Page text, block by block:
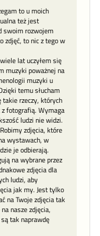
to u moich
też jest
swoim rozwojem
zdjęć, to nic z tego w
lat uczyłem się
muzyki poważnej na
muzyki u
temu słucham
takie rzeczy, których
fotografią. Wymaga
ludzi nie widzi.
zdjęcia, które
wystawach, w
je odbierają.
na wybrane przez
zdjęcia dla
ludzi, aby
jak my. Jest tylko
na Twoje zdjęcia tak
nasze zdjęcia,
tak naprawdę